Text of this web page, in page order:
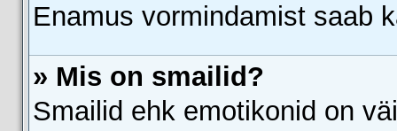
Enamus vormindamist saab
» Mis on smailid?
Smailid ehk emotikonid on